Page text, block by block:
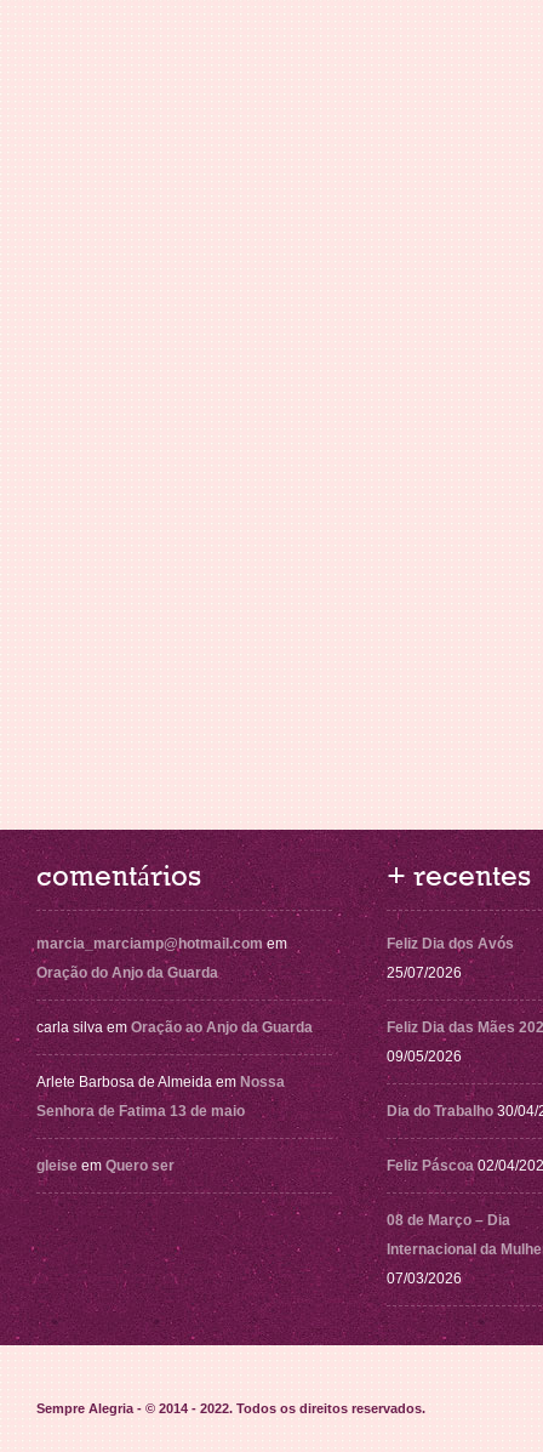
comentários
marcia_marciamp@hotmail.com em
Oração do Anjo da Guarda
carla silva em Oração ao Anjo da Guarda
Arlete Barbosa de Almeida em Nossa
Senhora de Fatima 13 de maio
gleise em Quero ser
+ recentes
Feliz Dia dos Avós
25/07/2026
Feliz Dia das Mães
09/05/2026
Dia do Trabalho 30/04/
Feliz Páscoa 02/04/
08 de Março – Dia
Internacional da
07/03/2026
Sempre Alegria - © 2014 - 2022. Todos os direitos reservados.